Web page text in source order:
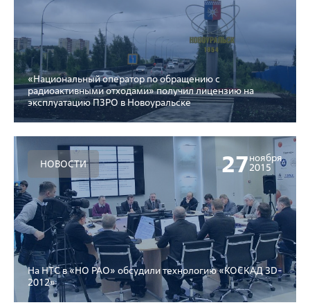
«Национальный оператор по обращению с
радиоактивными отходами» получил лицензию на
эксплуатацию ПЗРО в Новоуральске
НОВОСТИ 27ноября
2015
На НТС в «НО РАО» обсудили технологию «КОСКАД 3D-
2012»